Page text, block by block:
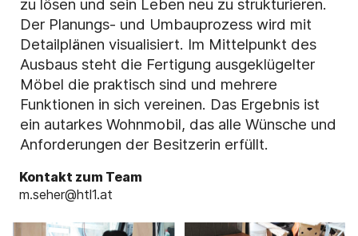
zu lösen und sein Leben neu zu strukturieren.
Der Planungs- und Umbauprozess wird mit
Detailplänen visualisiert. Im Mittelpunkt des
Ausbaus steht die Fertigung ausgeklügelter
Möbel die praktisch sind und mehrere
Funktionen in sich vereinen. Das Ergebnis ist
ein autarkes Wohnmobil, das alle Wünsche und
Anforderungen der Besitzerin erfüllt.
Kontakt zum Team
m.seher@htl1.at